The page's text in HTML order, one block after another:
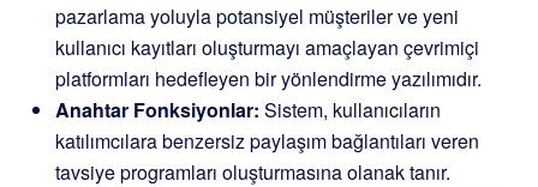
pazarlama yoluyla potansiyel müşteriler ve yeni
kullanıcı kayıtları oluşturmayı amaçlayan çevrimiçi
platformları hedefleyen bir yönlendirme yazılımıdır.
Anahtar Fonksiyonlar: Sistem, kullanıcıların
katılımcılara benzersiz paylaşım bağlantıları veren
tavsiye programları oluşturmasına olanak tanır.